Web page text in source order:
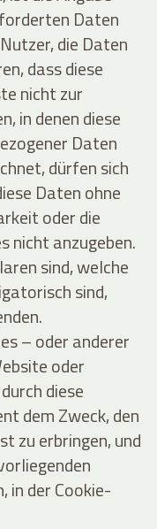
Daten
die Daten
dass diese
nicht zur
in denen diese
Daten
dürfen sich
Daten ohne
oder die
nicht anzugeben.
sind, welche
sind,
– oder anderer
oder
diese
dem Zweck, den
zu erbringen, und
in der Cookie-